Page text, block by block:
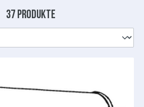
37 Produkte